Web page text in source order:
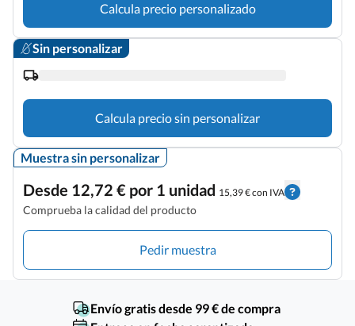
Calcula precio personalizado
Sin personalizar
Calcula precio sin personalizar
Muestra sin personalizar
Desde 12,72 € por 1 unidad 15,39 € con IVA
Comprueba la calidad del producto
Pedir muestra
Envío gratis desde 99 € de compra